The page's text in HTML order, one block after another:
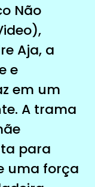
Não
Aja, a
e
em um
A trama
para
uma força